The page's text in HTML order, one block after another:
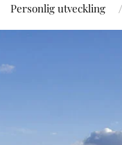
Personlig utveckling